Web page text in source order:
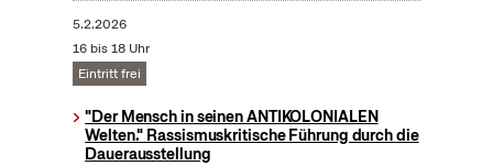
5.2.2026
16 bis 18 Uhr
Eintritt frei
"Der Mensch in seinen ANTIKOLONIALEN
Welten." Rassismuskritische Führung durch die
Dauerausstellung